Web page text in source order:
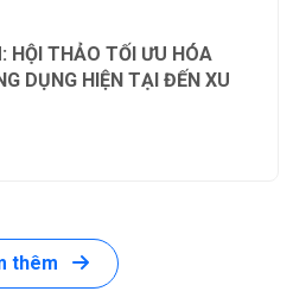
HỘI THẢO TỐI ƯU HÓA
DỤNG HIỆN TẠI ĐẾN XU
thêm